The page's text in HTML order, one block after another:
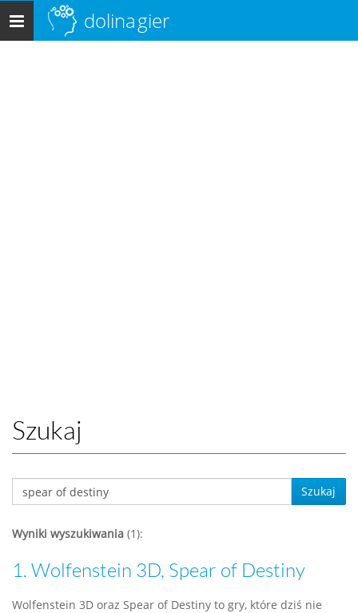
Menu
główne
dolinagier
Szukaj
Szukaj
Wyniki wyszukiwania (1):
1. Wolfenstein 3D, Spear of Destiny
Wolfenstein 3D oraz Spear of Destiny to gry, które dziś nie